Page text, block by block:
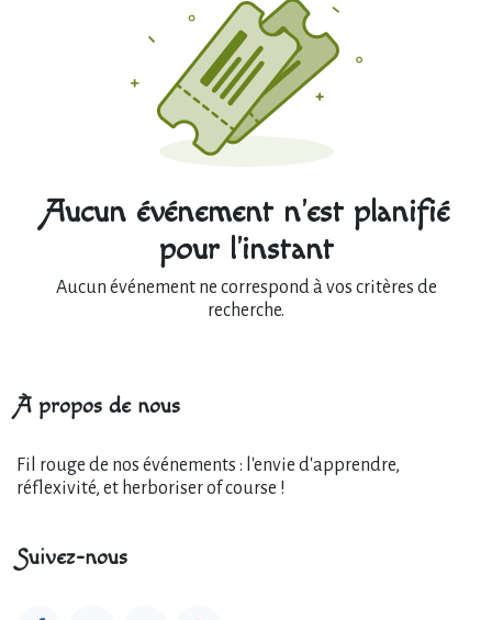
Aucun événement n'est planifié
pour l'instant
Aucun événement ne correspond à vos critères de
recherche.
À propos de nous
Fil rouge de nos événements : l'envie d'apprendre,
réflexivité, et herboriser of course !
Suivez-nous